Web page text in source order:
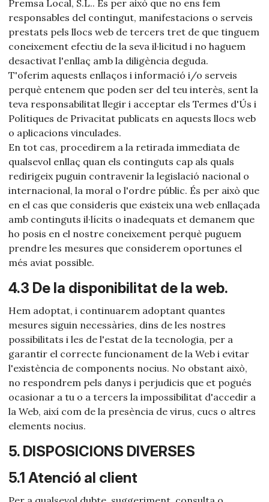
Premsa Local, S.L.. És per això que no ens fem
responsables del contingut, manifestacions o serveis
prestats pels llocs web de tercers tret de que tinguem
coneixement efectiu de la seva il·licitud i no haguem
desactivat l'enllaç amb la diligència deguda.
T'oferim aquests enllaços i informació i/o serveis
perquè entenem que poden ser del teu interès, sent la
teva responsabilitat llegir i acceptar els Termes d'Ús i
Polítiques de Privacitat publicats en aquests llocs web
o aplicacions vinculades.
En tot cas, procedirem a la retirada immediata de
qualsevol enllaç quan els continguts cap als quals
redirigeix puguin contravenir la legislació nacional o
internacional, la moral o l'ordre públic. És per això que
en el cas que consideris que existeix una web enllaçada
amb continguts il·lícits o inadequats et demanem que
ho posis en el nostre coneixement perquè puguem
prendre les mesures que considerem oportunes el
més aviat possible.
4.3 De la disponibilitat de la web.
Hem adoptat, i continuarem adoptant quantes
mesures siguin necessàries, dins de les nostres
possibilitats i les de l'estat de la tecnologia, per a
garantir el correcte funcionament de la Web i evitar
l'existència de components nocius. No obstant això,
no respondrem pels danys i perjudicis que et pogués
ocasionar a tu o a tercers la impossibilitat d'accedir a
la Web, així com de la presència de virus, cucs o altres
elements nocius.
5. DISPOSICIONS DIVERSES
5.1 Atenció al client